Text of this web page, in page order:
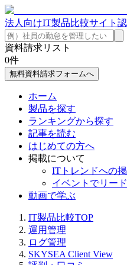
法人向けIT製品比較サイト
資料請求リスト
0件
無料資料請求フォームへ
ホーム
製品を探す
ランキングから探す
記事を読む
はじめての方へ
掲載について
ITトレンドへの
イベントでリー
動画で学ぶ
IT製品比較TOP
運用管理
ログ管理
SKYSEA Client View